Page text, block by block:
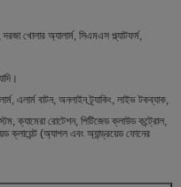
খোলার অ্যালার্ম, সিএমএস প্ল্যাটফর্ম,
এলার্ম বাটন, অনলাইন ট্র্যাকিং, লাইভ টকব্যাক,
ক্যামেরা রোটেশন, পিটিজেড ক্লাউড কন্ট্রোল,
ক্লায়েন্ট (অ্যাপল এবং অ্যান্ড্রয়েড ফোনের